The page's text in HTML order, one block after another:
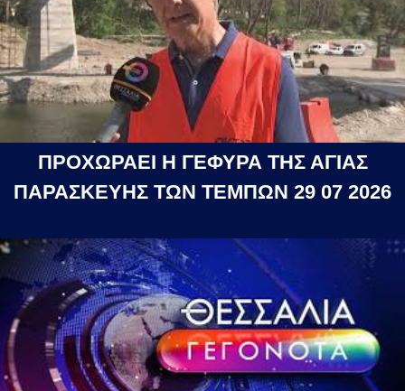
ΠΡΟΧΩΡΑΕΙ Η ΓΕΦΥΡΑ ΤΗΣ ΑΓΙΑΣ
ΠΑΡΑΣΚΕΥΗΣ ΤΩΝ ΤΕΜΠΩΝ 29 07 2026